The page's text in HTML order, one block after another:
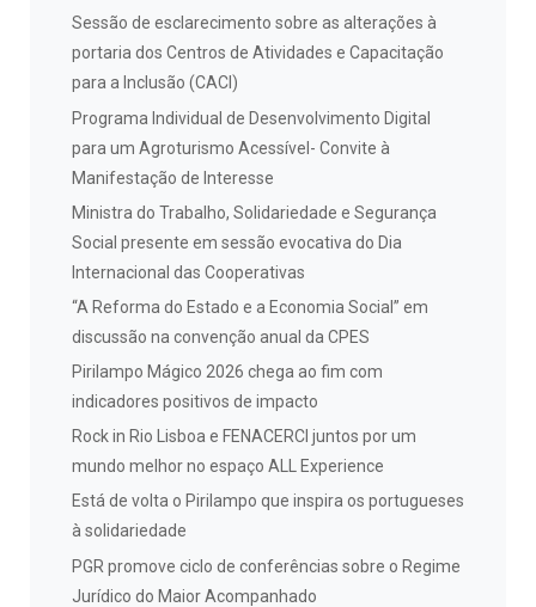
Sessão de esclarecimento sobre as alterações à
portaria dos Centros de Atividades e Capacitação
para a Inclusão (CACI)
Programa Individual de Desenvolvimento Digital
para um Agroturismo Acessível- Convite à
Manifestação de Interesse
Ministra do Trabalho, Solidariedade e Segurança
Social presente em sessão evocativa do Dia
Internacional das Cooperativas
“A Reforma do Estado e a Economia Social” em
discussão na convenção anual da CPES
Pirilampo Mágico 2026 chega ao fim com
indicadores positivos de impacto
Rock in Rio Lisboa e FENACERCI juntos por um
mundo melhor no espaço ALL Experience
Está de volta o Pirilampo que inspira os portugueses
à solidariedade
PGR promove ciclo de conferências sobre o Regime
Jurídico do Maior Acompanhado